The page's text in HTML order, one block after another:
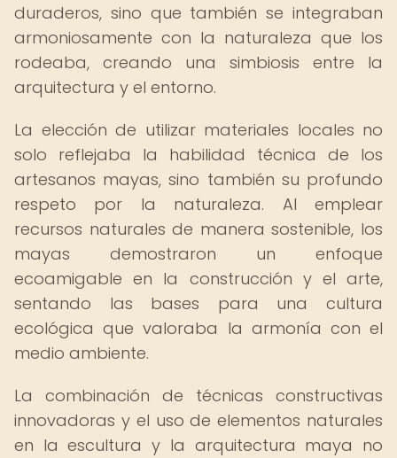
duraderos, sino que también se integraban
armoniosamente con la naturaleza que los
rodeaba, creando una simbiosis entre la
arquitectura y el entorno.
La elección de utilizar materiales locales no
solo reflejaba la habilidad técnica de los
artesanos mayas, sino también su profundo
respeto por la naturaleza. Al emplear
recursos naturales de manera sostenible, los
mayas demostraron un enfoque
ecoamigable en la construcción y el arte,
sentando las bases para una cultura
ecológica que valoraba la armonía con el
medio ambiente.
La combinación de técnicas constructivas
innovadoras y el uso de elementos naturales
en la escultura y la arquitectura maya no